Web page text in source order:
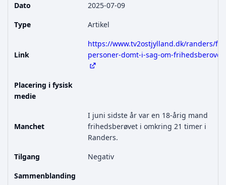
Dato
2025-07-09
Type
Artikel
Link
https://www.tv2ostjylland.dk/randers/
personer-domt-i-sag-om-
Placering i fysisk
medie
Manchet
I juni sidste år var en 18-årig mand
frihedsberøvet i omkring 21 timer i
Randers.
Tilgang
Negativ
Sammenblanding